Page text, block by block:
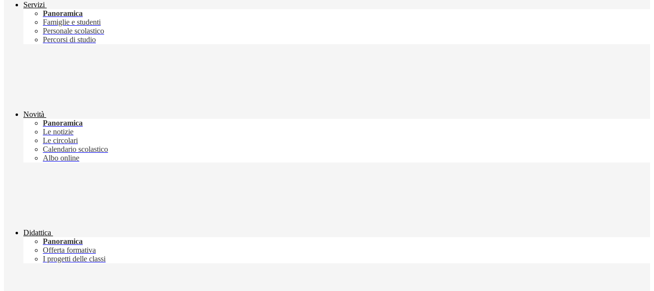
Servizi
Panoramica
Famiglie e studenti
Personale scolastico
Percorsi di studio
Novità
Panoramica
Le notizie
Le circolari
Calendario scolastico
Albo online
Didattica
Panoramica
Offerta formativa
I progetti delle classi